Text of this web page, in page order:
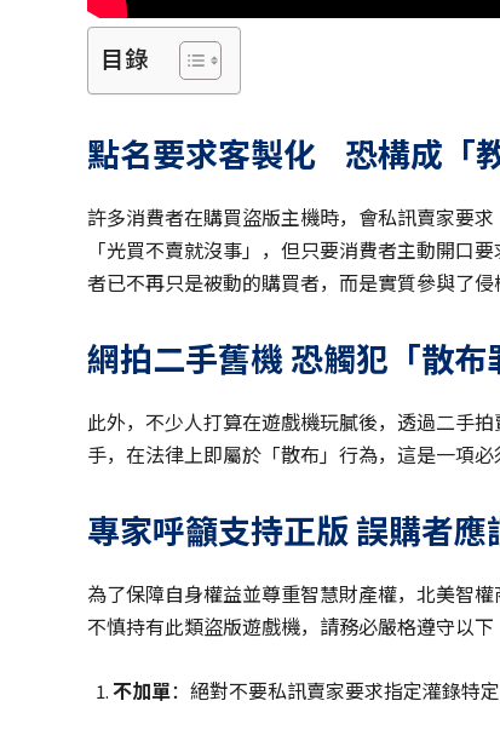
目錄
點名要求客製化 恐構成「教
許多消費者在購買盜版主機時，會私訊賣家要
「光買不賣就沒事」，但只要消費者主動開口
者已不再只是被動的購買者，而是實質參與了侵
網拍二手舊機 恐觸犯「散布
此外，不少人打算在遊戲機玩膩後，透過二手
手，在法律上即屬於「散布」行為，這是一項必
專家呼籲支持正版 誤購者
為了保障自身權益並尊重智慧財產權，北美智
不慎持有此類盜版遊戲機，請務必嚴格遵守以下
不加單：絕對不要私訊賣家要求指定灌錄特